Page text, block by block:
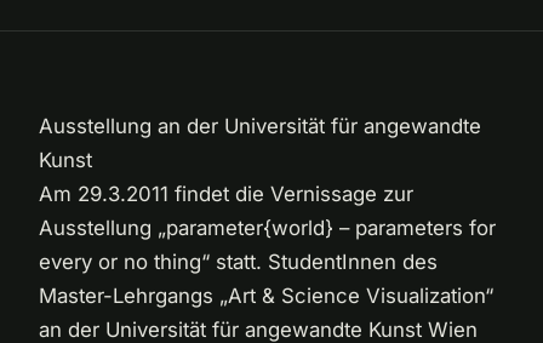
Ausstellung an der Universität für angewandte
Kunst
Am 29.3.2011 findet die Vernissage zur
Ausstellung „parameter{world} – parameters for
every or no thing“ statt. StudentInnen des
Master-Lehrgangs „Art & Science Visualization“
an der Universität für angewandte Kunst Wien